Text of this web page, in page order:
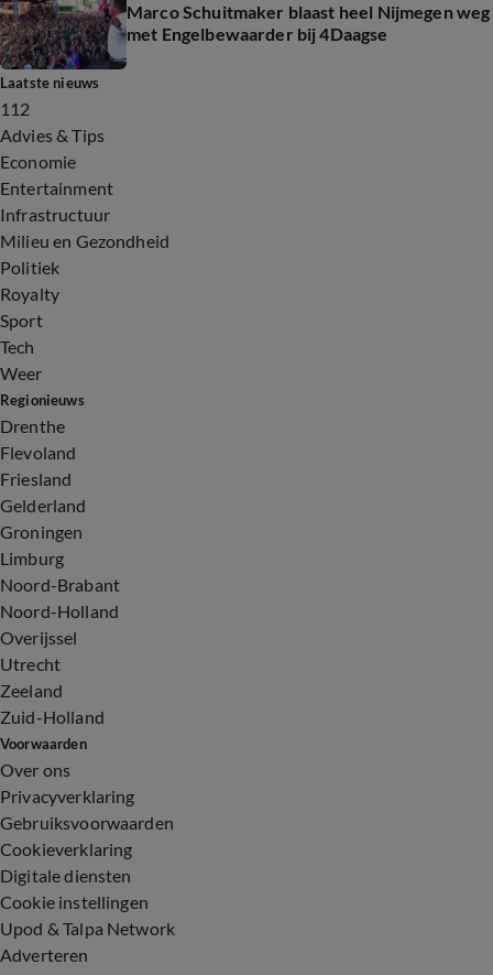
Marco Schuitmaker blaast heel Nijmegen weg
met Engelbewaarder bij 4Daagse
Laatste nieuws
112
Advies & Tips
Economie
Entertainment
Infrastructuur
Milieu en Gezondheid
Politiek
Royalty
Sport
Tech
Weer
Regionieuws
Drenthe
Flevoland
Friesland
Gelderland
Groningen
Limburg
Noord-Brabant
Noord-Holland
Overijssel
Utrecht
Zeeland
Zuid-Holland
Voorwaarden
Over ons
Privacyverklaring
Gebruiksvoorwaarden
Cookieverklaring
Digitale diensten
Cookie instellingen
Upod & Talpa Network
Adverteren